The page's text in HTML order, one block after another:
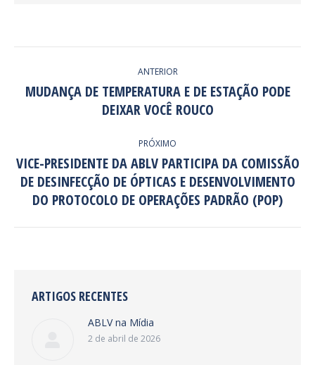
DE
ANTERIOR
Post
anterior:
MUDANÇA DE TEMPERATURA E DE ESTAÇÃO PODE
DEIXAR VOCÊ ROUCO
PRÓXIMO
Próximo
post:
VICE-PRESIDENTE DA ABLV PARTICIPA DA COMISSÃO
DE DESINFECÇÃO DE ÓPTICAS E DESENVOLVIMENTO
DO PROTOCOLO DE OPERAÇÕES PADRÃO (POP)
ARTIGOS RECENTES
ABLV na Mídia
2 de abril de 2026